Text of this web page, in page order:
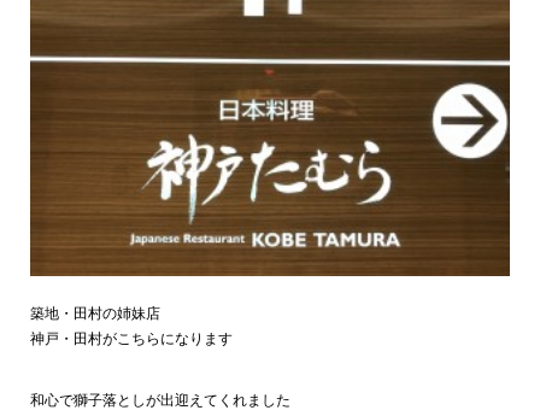
築地・田村の姉妹店
神戸・田村がこちらになります
和心で獅子落としが出迎えてくれました